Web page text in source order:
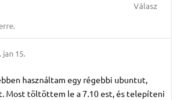
Válasz
jan 15.
használtam egy régebbi ubuntut,
Most töltöttem le a 7.10 est, és telepíteni